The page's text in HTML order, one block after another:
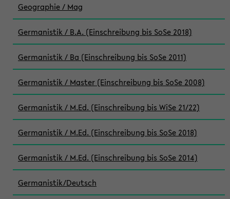
Geographie / Mag
Germanistik / B.A. (Einschreibung bis SoSe 2018)
Germanistik / Ba (Einschreibung bis SoSe 2011)
Germanistik / Master (Einschreibung bis SoSe 2008)
Germanistik / M.Ed. (Einschreibung bis WiSe 21/22)
Germanistik / M.Ed. (Einschreibung bis SoSe 2018)
Germanistik / M.Ed. (Einschreibung bis SoSe 2014)
Germanistik/Deutsch